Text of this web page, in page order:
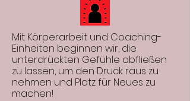
Mit Körperarbeit und Coaching-
Einheiten beginnen wir, die
unterdrückten Gefühle abfließen
zu lassen, um den Druck raus zu
nehmen und Platz für Neues zu
machen!